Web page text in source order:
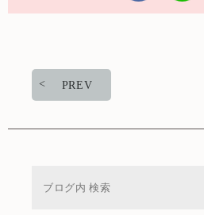
PREV